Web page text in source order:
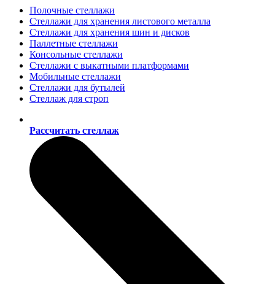
Полочные стеллажи
Стеллажи для хранения листового металла
Стеллажи для хранения шин и дисков
Паллетные стеллажи
Консольные стеллажи
Стеллажи с выкатными платформами
Мобильные стеллажи
Стеллажи для бутылей
Стеллаж для строп
Рассчитать стеллаж